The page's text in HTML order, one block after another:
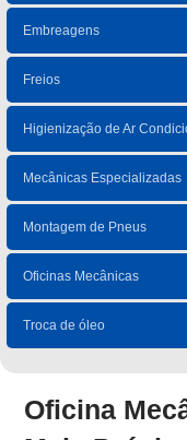
Embreagens
Freios
Higienização de Ar
Mecânicas Especializadas
Montagem de Pneus
Oficinas Mecânicas
Troca de óleo
Oficina